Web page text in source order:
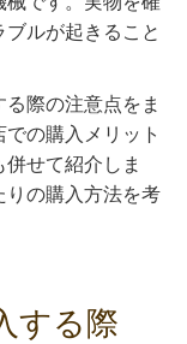
ルが起きること
際の注意点をま
の購入メリット
せて紹介しま
りの購入方法を考
する際